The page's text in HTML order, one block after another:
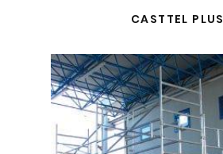
CASTTEL PLUS